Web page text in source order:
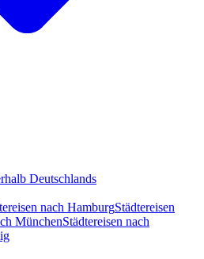
Deutschlands
nach HamburgStädtereisen
MünchenStädtereisen nach